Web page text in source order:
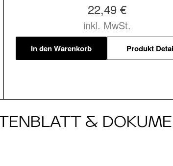
22,49 €
inkl. MwSt.
In den Warenkorb Produkt
&